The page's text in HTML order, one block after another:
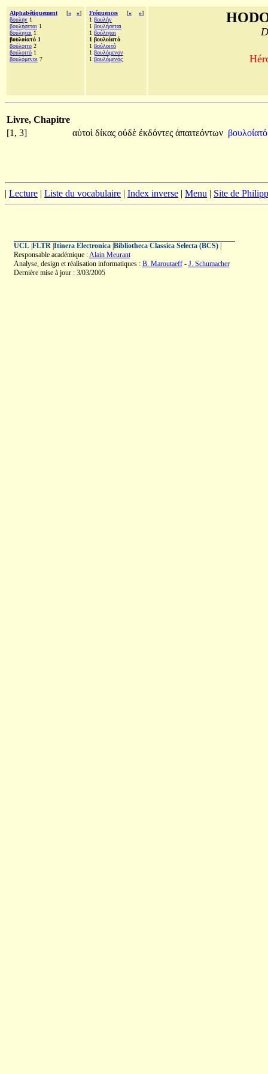
Alphabétiquement [« »]
βουλὴν 1
βουλήσεται 1
βούληται 1
βουλοίατό 1
βούλοιτο 2
βούλοιτό 1
βουλόμενοι 7
Fréquences [« »]
1 βουλὴν
1 βουλήσεται
1 βούληται
1 βουλοίατό
1 βούλοιτό
1 βουλόμενον
1 βουλόμενός
Livre, Chapitre
[1, 3]
αὐτοὶ δίκας οὐδὲ ἐκδόντες ἀπαιτεόντων
| Lecture | Liste du vocabulaire | Index inverse | Menu | Site de
UCL| FLTR| Itinera Electronica| Bibliotheca Classica Selecta (BCS)|
Responsable académique :Alain Meurant
Analyse, design et réalisation informatiques : B. Maroutaeff- J. Schumacher
Dernière mise à jour : 3/03/2005